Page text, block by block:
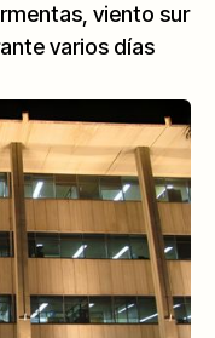
viento sur
varios días